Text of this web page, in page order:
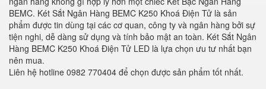
BEMC. Két Sắt Ngân Hàng BEMC K250 Khoá Điện Tử là sản
phẩm được tin dùng tại các cơ quan, công ty và ngân hàng bởi sự
tiện nghi, dễ dàng sử dụng và tính bảo mật an toàn. Két Sắt Ngân
Hàng BEMC K250 Khoá Điện Tử LED là lựa chọn ưu tư nhất bạn
nên mua.
Liên hệ hotline 0982 770404 để chọn được sản phẩm tốt nhất.